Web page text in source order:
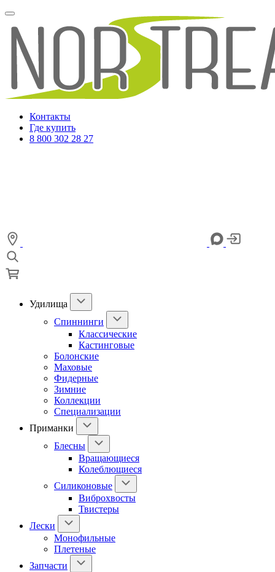
Контакты
Где купить
8 800 302 28 27
Удилища
Спиннинги
Классические
Кастинговые
Болонские
Маховые
Фидерные
Зимние
Коллекции
Специализации
Приманки
Блесны
Вращающиеся
Колеблющиеся
Силиконовые
Виброхвосты
Твистеры
Лески
Монофильные
Плетеные
Запчасти